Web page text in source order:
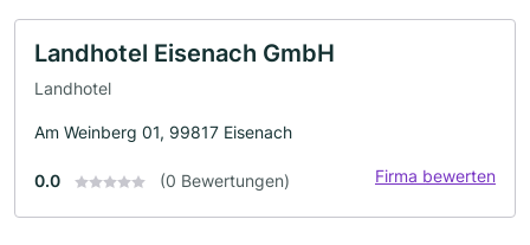
Landhotel Eisenach GmbH
Landhotel
Am Weinberg 01, 99817 Eisenach
0.0 (0 Bewertungen) Firma bewerten